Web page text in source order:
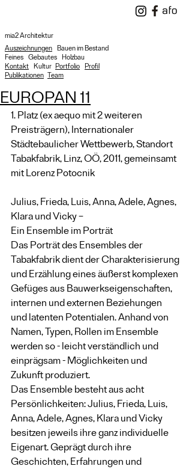
mia2 Architektur
Auszeichnungen Bauen im Bestand
Feines Gebautes Holzbau
Kontakt Kultur Portfolio Profil
Publikationen Team
EUROPAN 11
1. Platz (ex aequo mit 2 weiteren
Preisträgern), Internationaler
Städtebaulicher Wettbewerb, Standort
Tabakfabrik, Linz, OÖ, 2011, gemeinsamt
mit Lorenz Potocnik
Julius, Frieda, Luis, Anna, Adele, Agnes,
Klara und Vicky –
Ein Ensemble im Porträt
Das Porträt des Ensembles der
Tabakfabrik dient der Charakterisierung
und Erzählung eines äußerst komplexen
Gefüges aus Bauwerkseigenschaften,
internen und externen Beziehungen
und latenten Potentialen. Anhand von
Namen, Typen, Rollen im Ensemble
werden so - leicht verständlich und
einprägsam - Möglichkeiten und
Zukunft produziert.
Das Ensemble besteht aus acht
Persönlichkeiten: Julius, Frieda, Luis,
Anna, Adele, Agnes, Klara und Vicky
besitzen jeweils ihre ganz individuelle
Eigenart. Geprägt durch ihre
Geschichten, Erfahrungen und